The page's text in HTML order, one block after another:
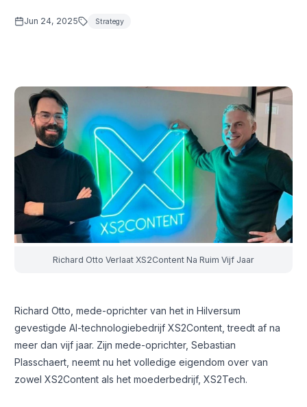
Jun 24, 2025 Strategy
Richard Otto Verlaat XS2Content Na Ruim Vijf Jaar
Richard Otto, mede-oprichter van het in Hilversum
gevestigde AI-technologiebedrijf XS2Content, treedt af na
meer dan vijf jaar. Zijn mede-oprichter, Sebastian
Plasschaert, neemt nu het volledige eigendom over van
zowel XS2Content als het moederbedrijf, XS2Tech.